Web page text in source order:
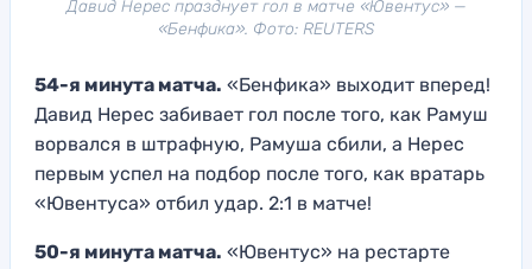
Давид Нерес празднует гол в матче «Ювентус» —
«Бенфика». Фото: REUTERS
54-я минута матча. «Бенфика» выходит вперед!
Давид Нерес забивает гол после того, как Рамуш
ворвался в штрафную, Рамуша сбили, а Нерес
первым успел на подбор после того, как вратарь
«Ювентуса» отбил удар. 2:1 в матче!
50-я минута матча. «Ювентус» на рестарте